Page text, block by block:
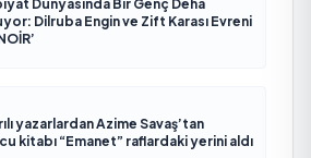
Dünyasında Bir Genç Deha
Dilruba Engin ve Zift Karası Evreni
yazarlardan Azime Savaş’tan
kitabı “Emanet” raflardaki yerini aldı